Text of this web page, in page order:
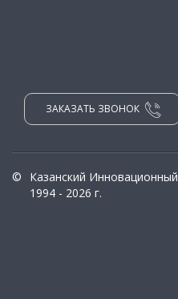
ЗАКАЗАТЬ ЗВОНОК
©
Казанский
1994 - 2026 г.